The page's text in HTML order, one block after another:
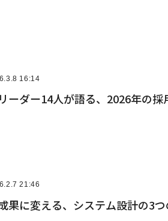
16:14
ーダー14人が語る、2026年の採
21:46
果に変える、システム設計の3